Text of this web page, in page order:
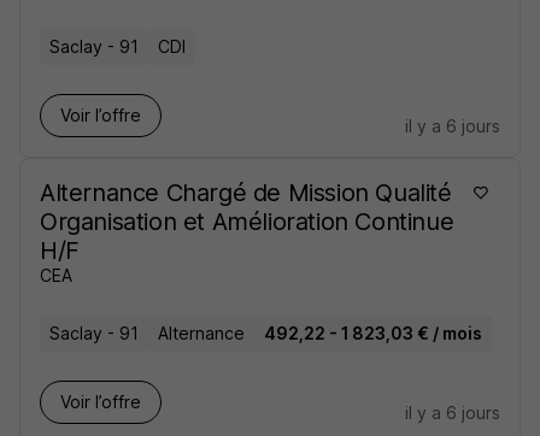
Saclay - 91 CDI
Voir l’offre
il y a 6 jours
Alternance Chargé de Mission Qualité
Organisation et Amélioration Continue
H/F
CEA
Saclay - 91 Alternance 492,22 - 1 823,03 € / mois
Voir l’offre
il y a 6 jours